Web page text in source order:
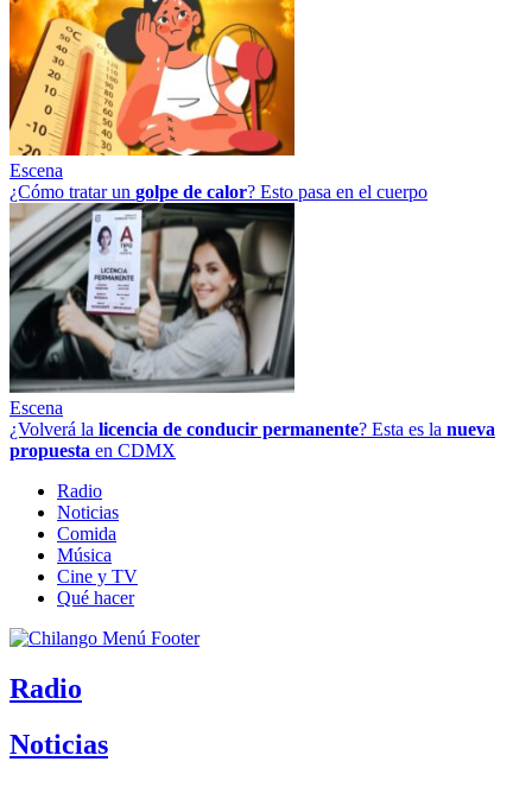
Escena
¿Cómo tratar un golpe de calor? Esto pasa en el cuerpo
Escena
¿Volverá la licencia de conducir permanente? Esta es la nueva
propuesta en CDMX
Radio
Noticias
Comida
Música
Cine y TV
Qué hacer
Radio
Noticias